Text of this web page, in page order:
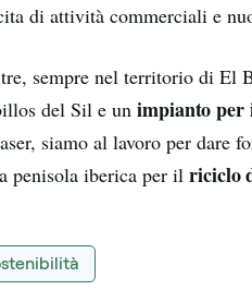
di attività commerciali e
sempre nel territorio di El
del Sil e unimpianto
siamo al lavoro per dare
penisola iberica per ilriciclo